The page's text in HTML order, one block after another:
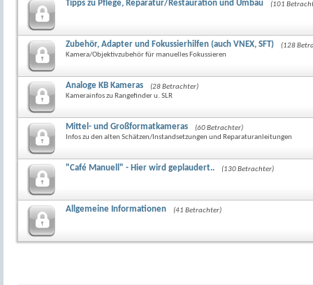
Tipps zu Pflege, Reparatur/Restauration und Umbau (101
Zubehör, Adapter und Fokussierhilfen (auch VNEX, SFT)
(128
Kamera/Objektivzubehör für manuelles Fokussieren
Analoge KB Kameras
(28 Betrachter)
Kamerainfos zu Rangefinder u. SLR
Mittel- und Großformatkameras
(60 Betrachter)
Infos zu den alten Schätzen/Instandsetzungen und Reparaturanleitungen
"Café Manuell" - Hier wird geplaudert.. (130 Betrachter)
Allgemeine Informationen (41 Betrachter)